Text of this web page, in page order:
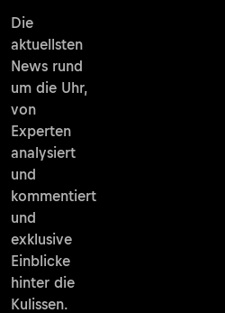
Die
aktuellsten
News rund
um die Uhr,
von
Experten
analysiert
und
kommentiert
und
exklusive
Einblicke
hinter die
Kulissen.